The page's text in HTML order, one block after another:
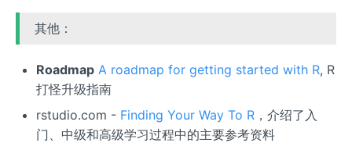
其他：
Roadmap A roadmap for getting started with R, R
打怪升级指南
rstudio.com - Finding Your Way To R，介绍了入
门、中级和高级学习过程中的主要参考资料